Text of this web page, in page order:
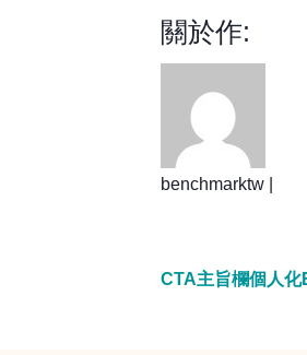
關於作:
benchmarktw |
CTA主旨欄個人化